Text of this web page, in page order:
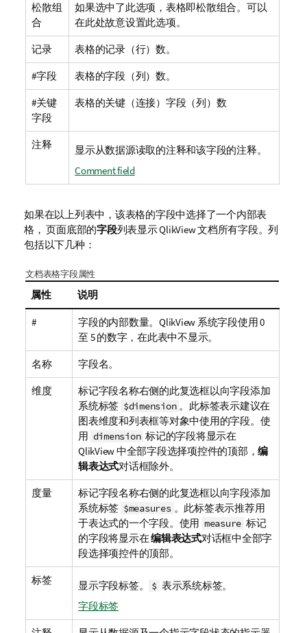
松散组
合
如果选中了此选项，表格即松散组合。可以
在此处故意设置此选项。
记录 表格的记录（行）数。
#字段 表格的字段（列）数。
#关键
字段
表格的关键（连接）字段（列）数
注释
显示从数据源读取的注释和该字段的注释。
Comment field
如果在以上列表中，该表格的字段中选择了一个内部表
格， 页面底部的字段列表显示 QlikView 文档所有字段。列
包括以下几种：
文档表格字段属性
属性 说明
#
字段的内部数量。QlikView 系统字段使用 0
至 5 的数字，在此表中不显示。
名称 字段名。
维度
标记字段名称右侧的此复选框以向字段添加
系统标签 $dimension 。此标签表示建议在
图表维度和列表框等对象中使用的字段。使
用 dimension 标记的字段将显示在
QlikView 中全部字段选择项控件的顶部，编
辑表达式对话框除外。
度量
标记字段名称右侧的此复选框以向字段添加
系统标签 $measures 。此标签表示推荐用
于表达式的一个字段。使用 measure 标记
的字段将显示在编辑表达式对话框中全部字
段选择项控件的顶部。
标签 显示字段标签。 $ 表示系统标签。
字段标签